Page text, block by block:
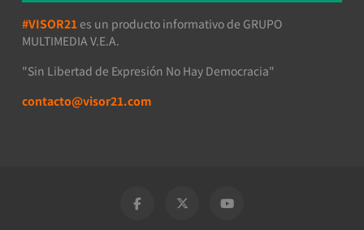
#VISOR21 es un producto informativo de GRUPO
MULTIMEDIA V.E.A.
"Sin Libertad de Expresión No Hay Democracia"
contacto@visor21.com